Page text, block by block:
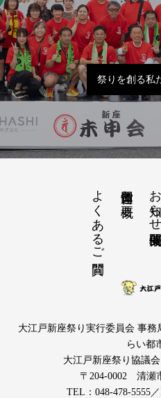
祭りを創る私
お知らせ開催概要
運営団体と概要
よくあるご質問
大江戸新座祭り実行委員会 事
らい都
大江戸新座祭り協議
〒204-0002 清瀬
TEL：048-478-5555